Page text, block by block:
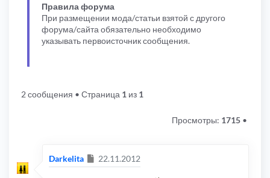
Правила форума
При размещении мода/статьи взятой с другого
форума/сайта обязательно необходимо
указывать первоисточник сообщения.
2 сообщения • Страница 1 из 1
Просмотры: 1715 •
Darkelita Сообщение
22.11.2012